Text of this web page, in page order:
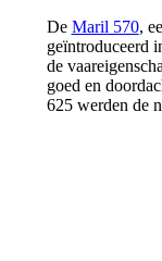
De Maril 570,
geïntroduceerd
de
goed en
625 werden de